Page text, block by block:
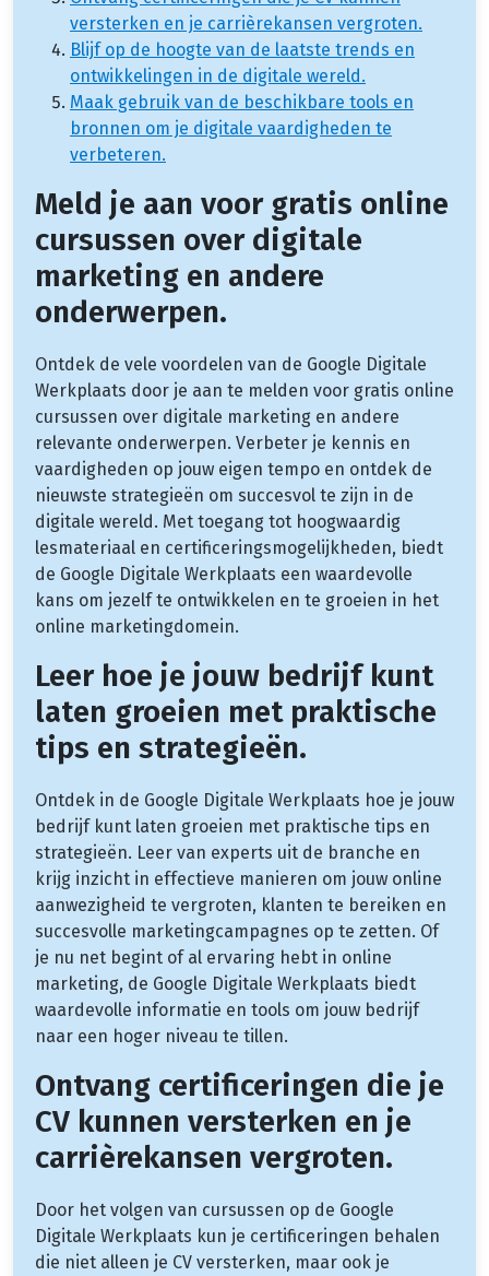
versterken en je carrièrekansen vergroten.
Blijf op de hoogte van de laatste trends en
ontwikkelingen in de digitale wereld.
Maak gebruik van de beschikbare tools en
bronnen om je digitale vaardigheden te
verbeteren.
Meld je aan voor gratis online
cursussen over digitale
marketing en andere
onderwerpen.
Ontdek de vele voordelen van de Google Digitale
Werkplaats door je aan te melden voor gratis online
cursussen over digitale marketing en andere
relevante onderwerpen. Verbeter je kennis en
vaardigheden op jouw eigen tempo en ontdek de
nieuwste strategieën om succesvol te zijn in de
digitale wereld. Met toegang tot hoogwaardig
lesmateriaal en certificeringsmogelijkheden, biedt
de Google Digitale Werkplaats een waardevolle
kans om jezelf te ontwikkelen en te groeien in het
online marketingdomein.
Leer hoe je jouw bedrijf kunt
laten groeien met praktische
tips en strategieën.
Ontdek in de Google Digitale Werkplaats hoe je jouw
bedrijf kunt laten groeien met praktische tips en
strategieën. Leer van experts uit de branche en
krijg inzicht in effectieve manieren om jouw online
aanwezigheid te vergroten, klanten te bereiken en
succesvolle marketingcampagnes op te zetten. Of
je nu net begint of al ervaring hebt in online
marketing, de Google Digitale Werkplaats biedt
waardevolle informatie en tools om jouw bedrijf
naar een hoger niveau te tillen.
Ontvang certificeringen die je
CV kunnen versterken en je
carrièrekansen vergroten.
Door het volgen van cursussen op de Google
Digitale Werkplaats kun je certificeringen behalen
die niet alleen je CV versterken, maar ook je